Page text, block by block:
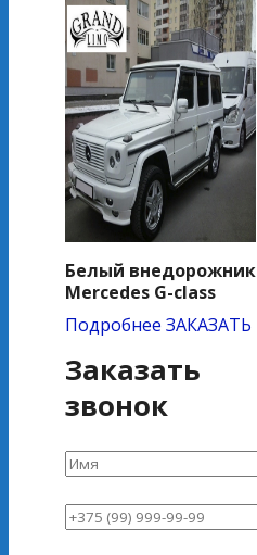
Белый внедорожник
Mercedes G-class
Подробнее ЗАКАЗАТЬ
Заказать
звонок